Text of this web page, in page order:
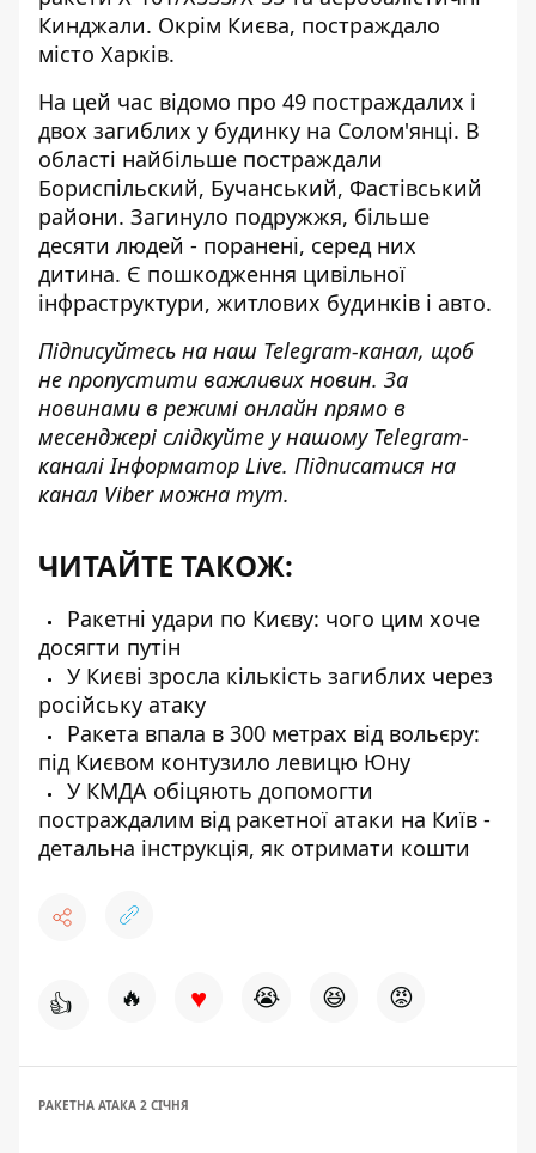
Кинджали. Окрім Києва, постраждало
місто Харків.
На цей час відомо про 49 постраждалих і
двох загиблих у будинку на Солом'янці. В
області найбільше постраждали
Бориспільский, Бучанський, Фастівський
райони. Загинуло подружжя, більше
десяти людей - поранені, серед них
дитина. Є пошкодження цивільної
інфраструктури, житлових будинків і авто.
Підписуйтесь на наш Telegram-канал, щоб
не пропустити важливих новин. За
новинами в режимі онлайн прямо в
месенджері слідкуйте у нашому Telegram-
каналіІнформатор Live. Підписатися на
канал Viber можна тут.
ЧИТАЙТЕ ТАКОЖ:
Ракетні удари по Києву: чого цим хоче
досягти путін
У Києві зросла кількість загиблих через
російську атаку
Ракета впала в 300 метрах від вольєру:
під Києвом контузило левицю Юну
У КМДА обіцяють допомогти
постраждалим від ракетної атаки на Київ -
детальна інструкція, як отримати кошти
👍 🔥 ♥ 😭 😆 😡
РАКЕТНА АТАКА 2 СІЧНЯ